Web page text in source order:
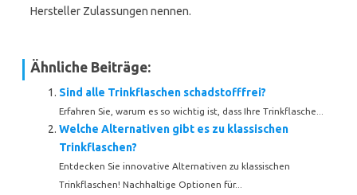
Hersteller Zulassungen nennen.
Ähnliche Beiträge:
Sind alle Trinkflaschen schadstofffrei?
Erfahren Sie, warum es so wichtig ist, dass Ihre Trinkflasche...
Welche Alternativen gibt es zu klassischen
Trinkflaschen?
Entdecken Sie innovative Alternativen zu klassischen
Trinkflaschen! Nachhaltige Optionen für...